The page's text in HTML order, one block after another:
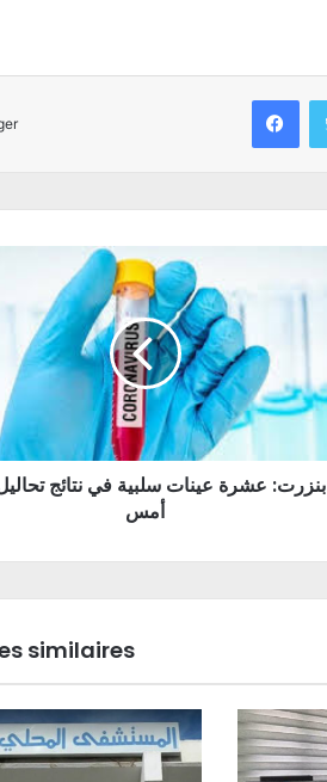
Facebook
بنزرت: عشرة عينات سلبية في نتائج
أمس
similaires